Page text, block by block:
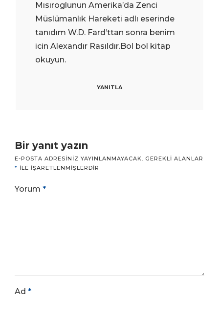
Mısıroglunun Amerika’da Zenci
Müslümanlık Hareketi adlı eserinde
tanıdım W.D. Fard’ttan sonra benim
icin Alexandır Rasıldır.Bol bol kitap
okuyun.
YANITLA
Bir yanıt yazın
E-POSTA ADRESINIZ YAYINLANMAYACAK. GEREKLI ALANLAR
* ILE IŞARETLENMIŞLERDIR
Yorum *
Ad *